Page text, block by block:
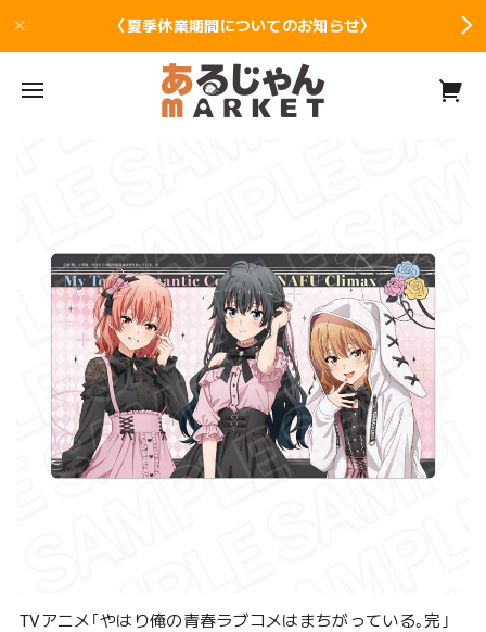
〈夏季休業期間についてのお知らせ〉
TVアニメ｢やはり俺の青春ラブコメはまちがっている｡完｣